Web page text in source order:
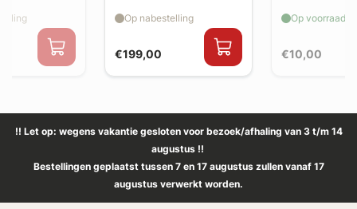
€199,00
Op nabestelling
€10,00
Op voorraad
!! Let op: wegens vakantie gesloten voor bezoek/afhaling van 3 t/m 14
augustus !!
Bestellingen geplaatst tussen 7 en 17 augustus zullen vanaf 17
augustus verwerkt worden.